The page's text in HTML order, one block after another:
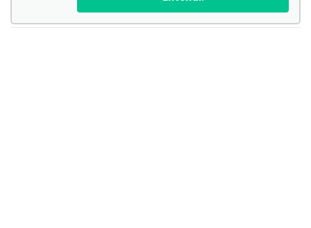
Confira endereços, telefones e horários, selecionando a
unidade abaixo: